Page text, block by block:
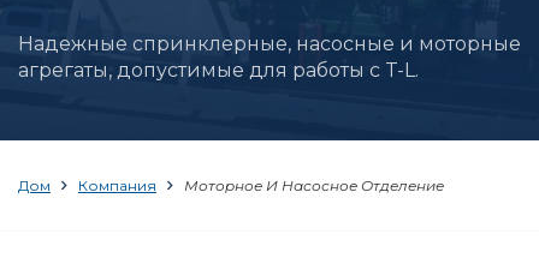
РЕСУРСЫ
Надежные спринклерные, насосные и моторные
агрегаты, допустимые для работы с T-L.
Дом Компания Моторное И Насосное Отделение